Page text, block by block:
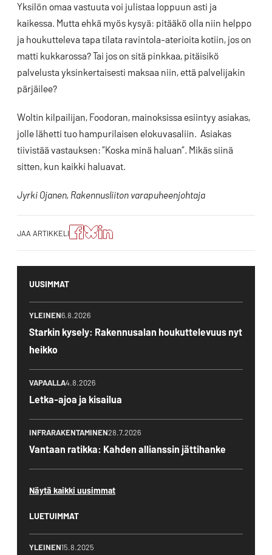
Yksilön omaa vastuuta voi julistaa loppuun asti ja
kaikessa. Mutta ehkä myös kysyä: pitääkö olla niin helppo
ja houkutteleva tapa tilata ravintola-aterioita kotiin, jos on
matti kukkarossa? Tai jos on sitä pinkkaa, pitäisikö
palvelusta yksinkertaisesti maksaa niin, että palvelijakin
pärjäilee?
Woltin kilpailijan, Foodoran, mainoksissa esiintyy asiakas,
jolle lähetti tuo hampurilaisen elokuvasaliin. Asiakas
tiivistää vastauksen: ”Koska minä haluan”. Mikäs siinä
sitten, kun kaikki haluavat.
Jyrki Ojanen, Rakennusliiton varapuheenjohtaja
JAA ARTIKKELI
Jaa
artikkeli
Facebookissa
Jaa
artikkeli
Blueskyssa
Jako:
Jaa
artikkeli
LinkedIn:ssä
UUSIMMAT
YLEINEN6.8.2026
Starkin kysely: Rakennusalan houkuttelevuus nyt
heikko
VAPAALLA4.8.2026
Letka-ajoa ja kisailua
INFRARAKENTAMINEN28.7.2026
Vantaan ratikka: Kahden allianssin jättihanke
Näytä kaikki uusimmat
LUETUIMMAT
YLEINEN15.8.2025